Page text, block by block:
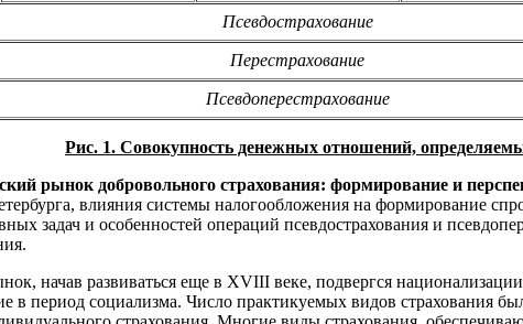
Псевдострахование
Перестрахование
Псевдоперестрахование
Рис. 1. Совокупность денежных отношений,
рынок добровольного страхования: формирование и
влияния системы налогообложения на формирование
задач и особенностей операций псевдострахования и
начав развиваться еще в XVIII веке, подвергся
в период социализма. Число практикуемых видов страхования